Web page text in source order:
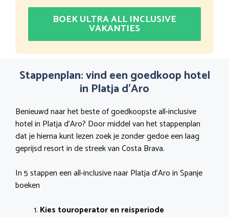
BOEK ULTRA ALL INCLUSIVE
VAKANTIES
Stappenplan: vind een goedkoop hotel
in Platja d’Aro
Benieuwd naar het beste of goedkoopste all-inclusive
hotel in Platja d’Aro? Door middel van het stappenplan
dat je hierna kunt lezen zoek je zonder gedoe een laag
geprijsd resort in de streek van Costa Brava.
In 5 stappen een all-inclusive naar Platja d’Aro in Spanje
boeken
Kies touroperator en reisperiode